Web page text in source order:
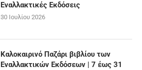
Εναλλακτικές Εκδόσεις
30 Ιουλίου 2026
Καλοκαιρινό Παζάρι βιβλίου των
Εναλλακτικών Εκδόσεων | 7 έως 31